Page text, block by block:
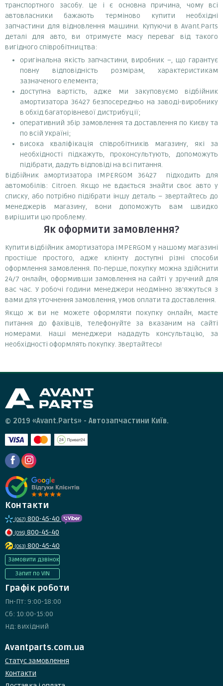
транспортного засобу. Це і є основна причина, чому всі
автовласники бажають терміново купити необхідні
запчастини для відновлення машини. Купуючи в Avant.Parts
деталі для авто, ви отримуєте масу переваг від такого
вигідного співробітництва:
оригінальна якість запчастини, виробник –, що гарантує
повну відповідність розмірам, характеристикам
зазначеного елемента;
доступна вартість, адже ми закуповуємо відбійник
амортизатора 36427 безпосередньо на заводі-виробнику
в обхід багаторівневої дистрибуції;
оперативний збір замовлення та доставлення по Києву та
по всій Україні;
висока кваліфікація співробітників магазину, які за
необхідності підкажуть, проконсультують, допоможуть
підібрати, дадуть відповіді на всі питання.
Відбійник амортизатора IMPERGOM 36427 підходить для
автомобілів: Citroen. Якщо не вдається знайти своє авто у
списку, або потрібно підібрати іншу деталь – звертайтесь до
менеджерів магазину, вони допоможуть вам швидко
вирішити цю проблему.
Як оформити замовлення?
Купити відбійник амортизатора IMPERGOM у нашому магазині
простіше простого, адже клієнту доступні різні способи
оформлення замовлення. По-перше, покупку можна здійснити
24/7 онлайн, оформивши замовлення на сайті у зручний для
вас час. У робочі години менеджери неодмінно зв'яжуться з
вами для уточнення замовлення, умов оплати та доставлення.
Якщо ж ви не можете оформляти покупку онлайн, маєте
питання до фахівців, телефонуйте за вказаним на сайті
номерами. Наші менеджери нададуть консультацію, за
необхідності оформлять покупку. Звертайтесь!
© 2019 «Avant.Parts» - Автозапчастини Київ.
Контакти
(067) 800-45-40
(095) 800-45-40
(063) 800-45-40
Замовити дзвінок
Запит по VIN
Графік роботи
Пн-Пт: 9:00-18:00
Сб: 10:00-15:00
Нд: вихідний
Avantparts.com.ua
Статус замовлення
Контакти